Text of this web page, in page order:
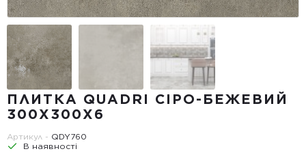
ПЛИТКА QUADRI СІРО-БЕЖЕВИЙ
300Х300X6
Артикул - QDY760
В наявності